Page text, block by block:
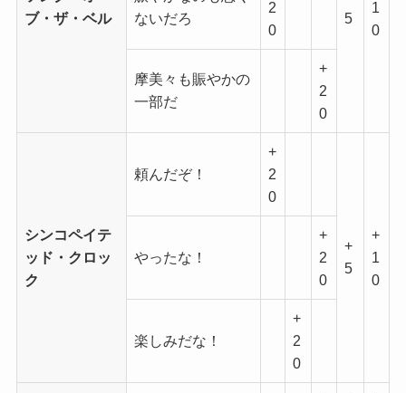
ブ・ザ・ベル
5
1
0
ないだろ
2
0
摩美々も賑やかの
一部だ
+
2
0
シンコペイテ
ッド・クロッ
ク
頼んだぞ！
+
2
0
+
5
+
1
0
やったな！
+
2
0
楽しみだな！
+
2
0